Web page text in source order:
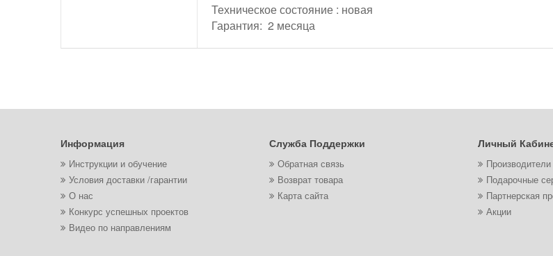
Техническое состояние : новая
Гарантия: 2 месяца
Информация
Инструкции и обучение
Условия доставки /гарантии
О нас
Конкурс успешных проектов
Видео по направлениям
Служба Поддержки
Обратная связь
Возврат товара
Карта сайта
Личный
Производители
Подарочные
Партнерская
Акции